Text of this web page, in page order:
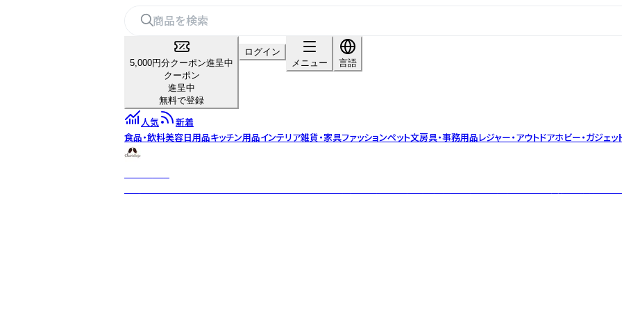
5,000円分クーポン進呈中
クーポン
進呈中
無料で登録
ログイン
メニュー
言語
人気
新着
食品・飲料美容日用品キッチン用品インテリア雑貨・家具ファッションペット文房具・事務用品レジャー・アウトドアホビー・ガジェッ